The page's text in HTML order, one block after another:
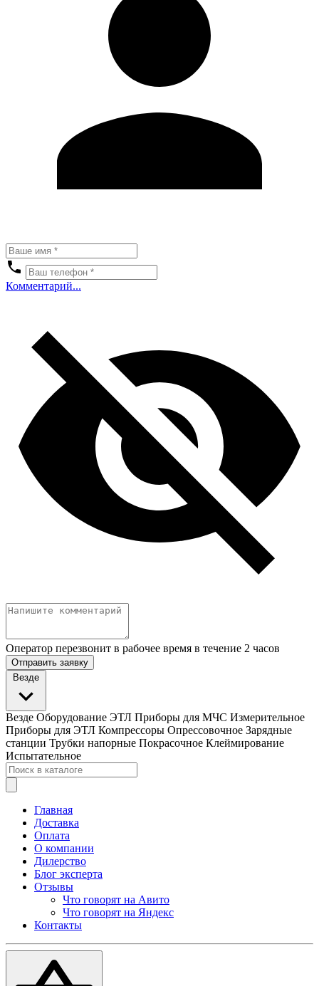
Комментарий...
Оператор перезвонит в рабочее время в течение 2 часов
Отправить заявку
Везде
Везде Оборудование ЭТЛ Приборы для МЧС Измерительное
Приборы для ЭТЛ Компрессоры Опрессовочное Зарядные
станции Трубки напорные Покрасочное Клеймирование
Испытательное
Главная
Доставка
Оплата
О компании
Дилерство
Блог эксперта
Отзывы
Что говорят на Авито
Что говорят на Яндекс
Контакты